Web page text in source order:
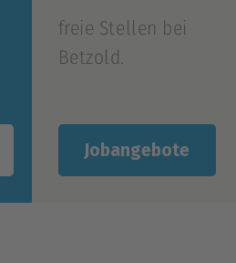
freie Stellen bei
Betzold.
Jobangebote